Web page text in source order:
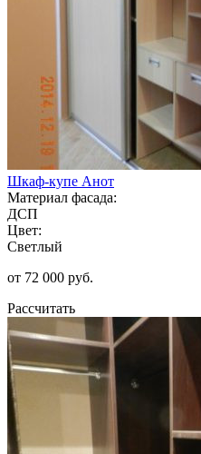
Шкаф-купе Анот
Материал фасада:
ДСП
Цвет:
Светлый
от 72 000 руб.
Рассчитать